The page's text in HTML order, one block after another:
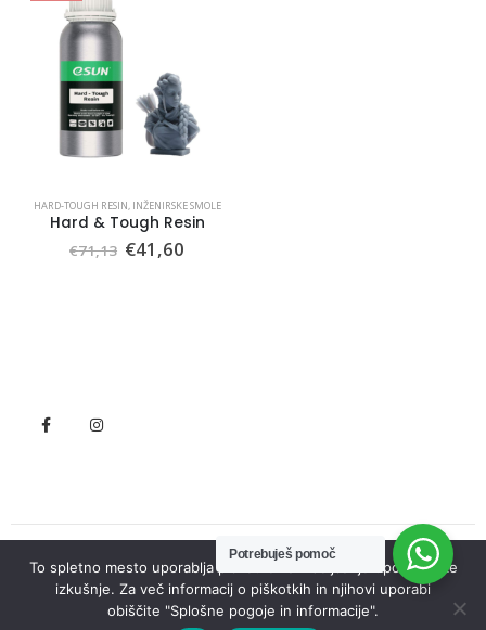
HARD-TOUGH RESIN, INŽENIRSKE SMOLE
Hard & Tough Resin
€71,13 Izvirna
cena
€41,60Trenutna
© Seneko. 2022. All Rights Reserved
Potrebuješ pomoč
To spletno mesto uporablja piškotke za izboljšanje uporabniške
izkušnje. Za več informacij o piškotkih in njihovi uporabi
obiščite "Splošne pogoje in informacije".